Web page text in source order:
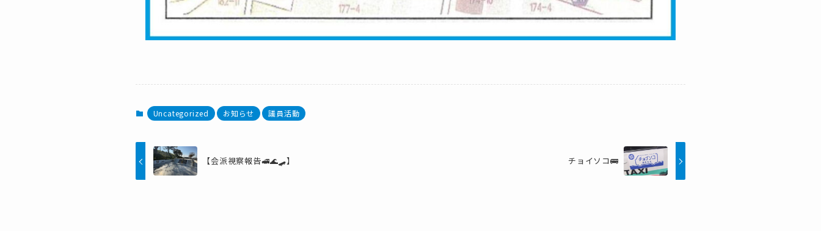
Uncategorized お知らせ 議員活動
【会派視察報告🚅🌊🛹】 チョイソコ🚌